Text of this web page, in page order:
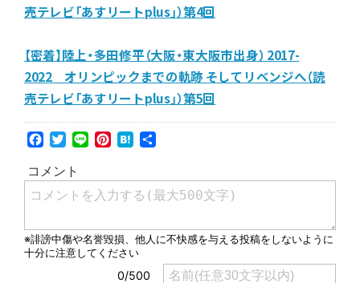
売テレビ「あすリートplus」）第4回
【密着】陸上・多田修平（大阪・東大阪市出身） 2017-
2022 オリンピックまでの軌跡 そしてリベンジへ（読
売テレビ「あすリートplus」）第5回
Facebook
Twitter
LinePinterest
Hatena
共